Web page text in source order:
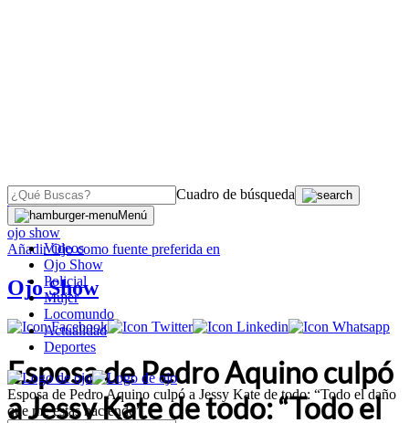
Cuadro de búsqueda
Menú
Videos
Ojo Show
Policial
Mujer
Locomundo
Actualidad
Deportes
Esposa de Pedro Aquino culpó a Jessy Kate de todo: “Todo el daño
que me estás haciendo”
OJO
ojo show
AñadirOjocomo fuente preferida en
Ojo Show
Esposa de Pedro Aquino culpó
a Jessy Kate de todo: “Todo el